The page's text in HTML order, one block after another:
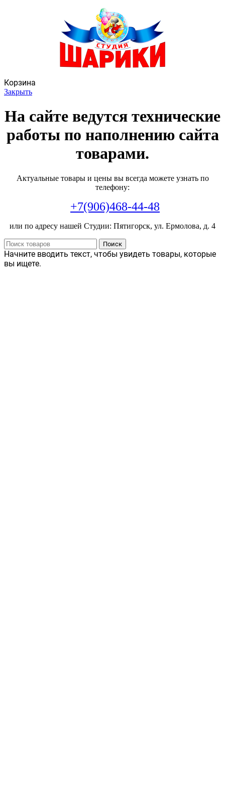
Корзина
Закрыть
На сайте ведутся технические
работы по наполнению сайта
товарами.
Актуальные товары и цены вы всегда можете узнать по
телефону:
+7(906)468-44-48
или по адресу нашей Студии: Пятигорск, ул. Ермолова, д. 4
Поиск
Начните вводить текст, чтобы увидеть товары, которые
вы ищете.